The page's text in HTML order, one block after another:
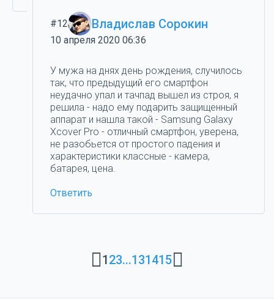
#12 Владислав Сорокин
10 апреля 2020 06:36
У мужа на днях день рождения, случилось
так, что предыдущий его смартфон
неудачно упал и тачпад вышел из строя, я
решила - надо ему подарить защищенный
аппарат и нашла такой - Samsung Galaxy
Xcover Pro - отличный смартфон, уверена,
не разобьется от простого падения и
характеристики классные - камера,
батарея, цена.
Ответить
123...131415